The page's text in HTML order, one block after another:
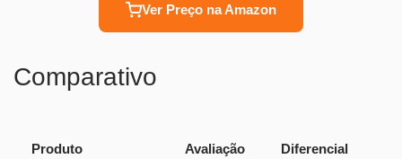
Ver Preço na Amazon
Comparativo
Produto Avaliação Diferencial